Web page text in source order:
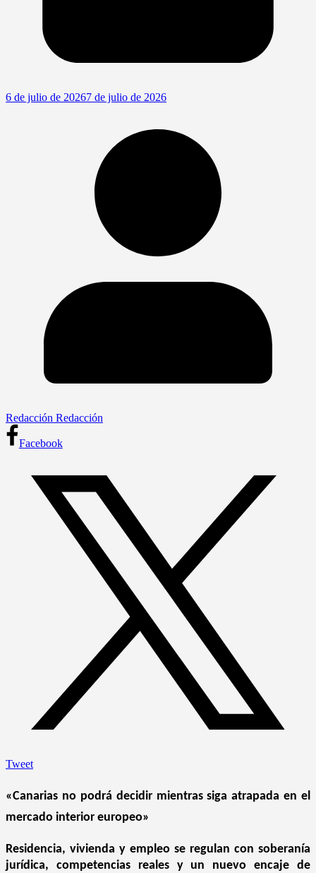
6 de julio de 20267 de julio de 2026
Redacción Redacción
Facebook
Tweet
«Canarias no podrá decidir mientras siga atrapada en el
mercado interior europeo»
Residencia, vivienda y empleo se regulan con soberanía
jurídica, competencias reales y un nuevo encaje de